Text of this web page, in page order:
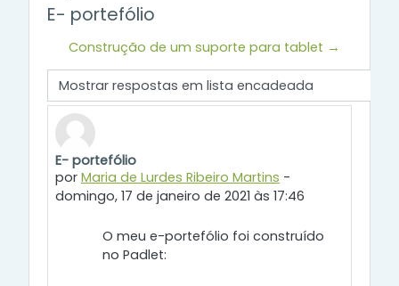
E- portefólio
Construção de um suporte para tablet →
Modo de visualização
E- portefólio
por Maria de Lurdes Ribeiro Martins -
domingo, 17 de janeiro de 2021 às 17:46
Número de respostas: 0
O meu e-portefólio foi construído
no Padlet: